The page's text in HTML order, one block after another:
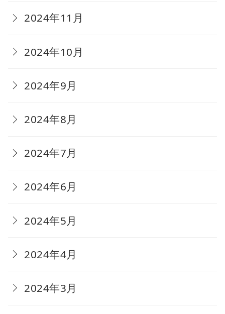
2024年11月
2024年10月
2024年9月
2024年8月
2024年7月
2024年6月
2024年5月
2024年4月
2024年3月